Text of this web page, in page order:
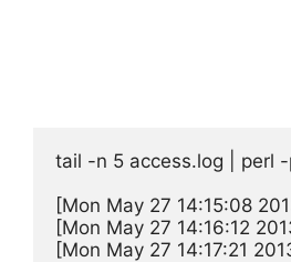
tail -n 5 access.log | perl
[Mon May 27 14:15:08
[Mon May 27 14:16:12
[Mon May 27 14:17:21